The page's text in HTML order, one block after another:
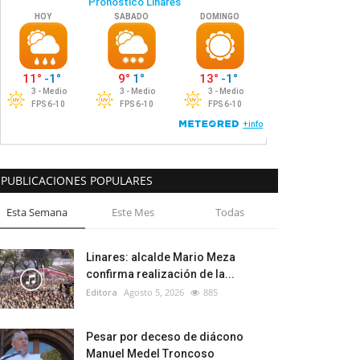
PUBLICACIONES POPULARES
Esta Semana Este Mes Todas
Linares: alcalde Mario Meza
confirma realización de la...
Editora Agosto 5, 2026 885
Pesar por deceso de diácono
Manuel Medel Troncoso